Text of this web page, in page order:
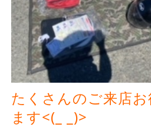
たくさんのご来店
ます<(_ _)>